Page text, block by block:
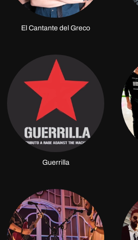
El Cantante del Greco
Guerrilla